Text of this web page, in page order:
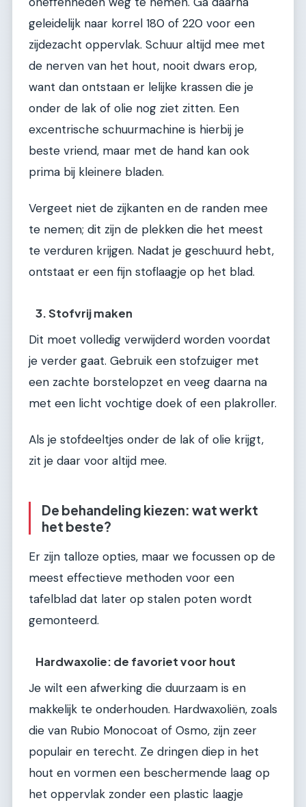
geleidelijk naar korrel 180 of 220 voor een
zijdezacht oppervlak. Schuur altijd mee met
de nerven van het hout, nooit dwars erop,
want dan ontstaan er lelijke krassen die je
onder de lak of olie nog ziet zitten. Een
excentrische schuurmachine is hierbij je
beste vriend, maar met de hand kan ook
prima bij kleinere bladen.
Vergeet niet de zijkanten en de randen mee
te nemen; dit zijn de plekken die het meest
te verduren krijgen. Nadat je geschuurd hebt,
ontstaat er een fijn stoflaagje op het blad.
3. Stofvrij maken
Dit moet volledig verwijderd worden voordat
je verder gaat. Gebruik een stofzuiger met
een zachte borstelopzet en veeg daarna na
met een licht vochtige doek of een plakroller.
Als je stofdeeltjes onder de lak of olie krijgt,
zit je daar voor altijd mee.
De behandeling kiezen: wat werkt
het beste?
Er zijn talloze opties, maar we focussen op de
meest effectieve methoden voor een
tafelblad dat later op stalen poten wordt
gemonteerd.
Hardwaxolie: de favoriet voor hout
Je wilt een afwerking die duurzaam is en
makkelijk te onderhouden. Hardwaxoliën, zoals
die van Rubio Monocoat of Osmo, zijn zeer
populair en terecht. Ze dringen diep in het
hout en vormen een beschermende laag op
het oppervlak zonder een plastic laagje